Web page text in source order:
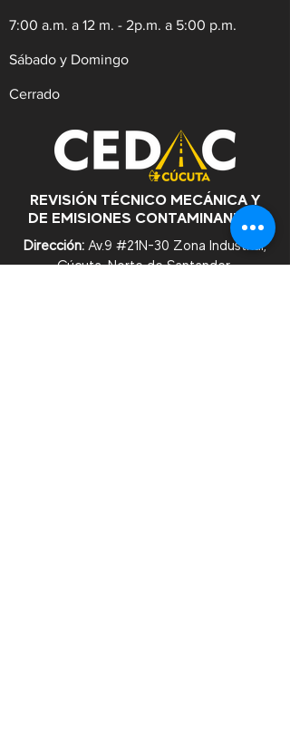
7:00 a.m. a 12 m. - 2p.m. a 5:00 p.m.
Sábado y Domingo
Cerrado
REVISIÓN TÉCNICO MECÁNICA Y
DE EMISIONES CONTAMINANTES
Dirección: Av.9 #21N-30 Zona Industrial,
Cúcuta. Norte de Santander.